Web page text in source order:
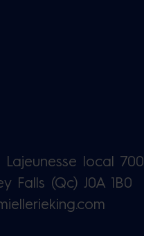
Lajeunesse local 700
Falls (Qc) J0A 1B0